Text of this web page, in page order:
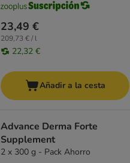
23,49 €
209,73 € / l
22,32 €
Añadir a la cesta
Advance Derma Forte
Supplement
2 x 300 g - Pack Ahorro